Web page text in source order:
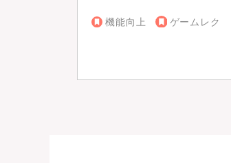
機能向上 ゲームレク